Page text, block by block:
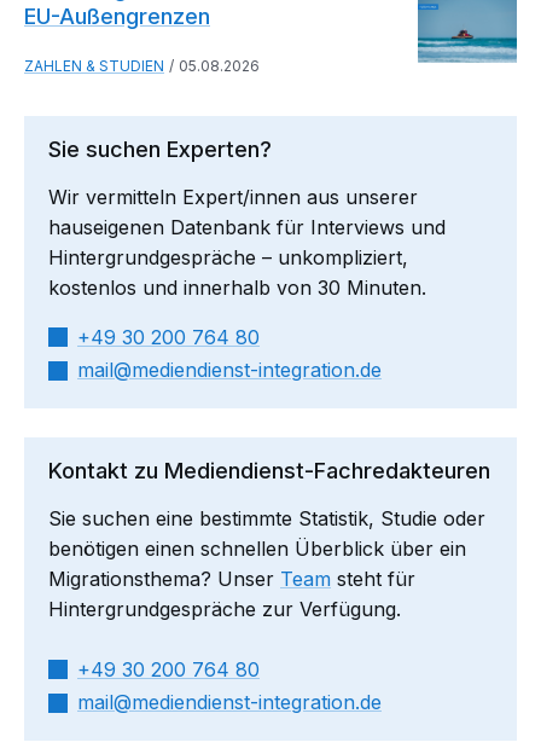
EU-Außengrenzen
ZAHLEN & STUDIEN 05.08.2026
Sie suchen Experten?
Wir vermitteln Expert/innen aus unserer
hauseigenen Datenbank für Interviews und
Hintergrundgespräche – unkompliziert,
kostenlos und innerhalb von 30 Minuten.
+49 30 200 764 80
mail​
mediendienst-integration.de
Kontakt zu Mediendienst-Fachredakteuren
Sie suchen eine bestimmte Statistik, Studie oder
benötigen einen schnellen Überblick über ein
Migrationsthema? Unser Team steht für
Hintergrundgespräche zur Verfügung.
+49 30 200 764 80
mail​
mediendienst-integration.de